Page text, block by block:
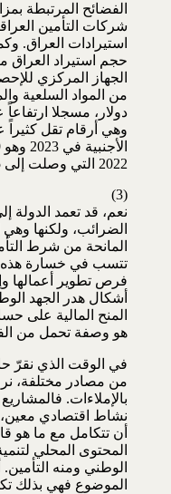
الفضائح المرتبطة
شركات التأمين
استيرادات العراق.
حجم استيراد العراق
وهي أرقام تقل كثيراً
2022 التي وصلت إلى 48.5 مليار دولار.”
(3)
نعم، قد تعمد الدولة
الضرائب، ولكنها
المانحة من شرط
تتسب في خسارة هذه
فرص تطوير أعمالها
أشكال هدر الجهد
المنح المالية على
هو وصفة تحمل من
في الوقت الذي نقرّ
من مصادر مختلفة،
بالإملاءات.
نشاط اقتصادي
أن تتكامل مع ما هو
المحتوى المحلي
الوطني ومنه
الموضوع فهي بذلك